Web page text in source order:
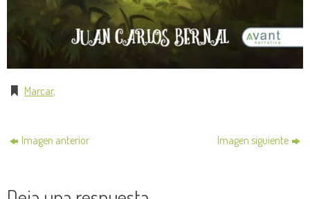
Marcar.
Imagen anterior Imagen siguiente